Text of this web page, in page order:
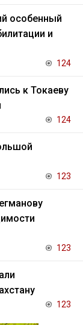
особенный
и
124
к Токаеву
124
123
123
123